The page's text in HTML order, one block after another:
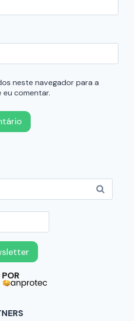
neste navegador para a
eu comentar.